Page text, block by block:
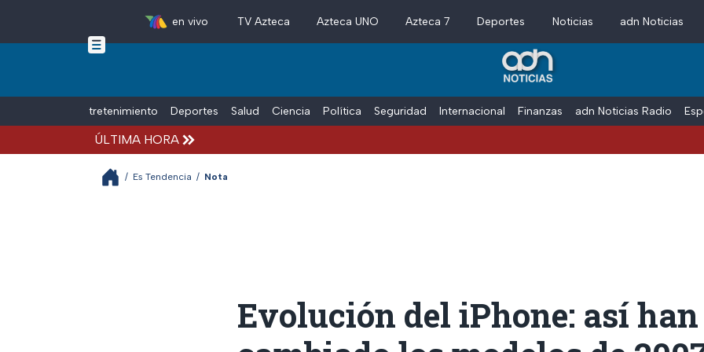
Skip to main content
en vivo TV Azteca Azteca UNO Azteca 7 Deportes Noticias adn Noticias
Entretenimiento Deportes Salud Ciencia Política Seguridad Internacional Finanzas adn Noticias Radio
ÚLTIMA HORA
/ Es Tendencia / Nota
Evolución del iPhone: así han